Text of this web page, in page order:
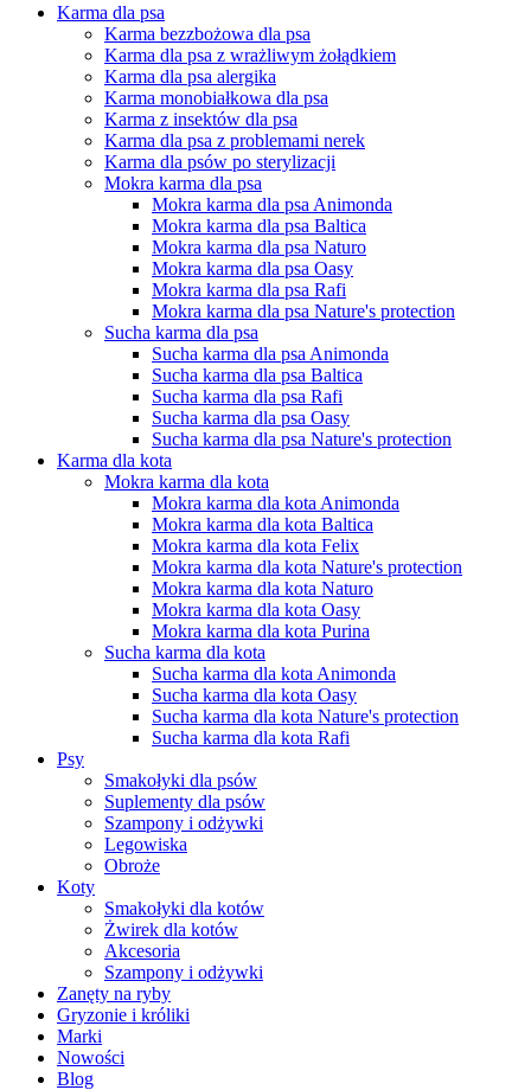
Karma dla psa
Karma bezzbożowa dla psa
Karma dla psa z wrażliwym żołądkiem
Karma dla psa alergika
Karma monobiałkowa dla psa
Karma z insektów dla psa
Karma dla psa z problemami nerek
Karma dla psów po sterylizacji
Mokra karma dla psa
Mokra karma dla psa Animonda
Mokra karma dla psa Baltica
Mokra karma dla psa Naturo
Mokra karma dla psa Oasy
Mokra karma dla psa Rafi
Mokra karma dla psa Nature's protection
Sucha karma dla psa
Sucha karma dla psa Animonda
Sucha karma dla psa Baltica
Sucha karma dla psa Rafi
Sucha karma dla psa Oasy
Sucha karma dla psa Nature's protection
Karma dla kota
Mokra karma dla kota
Mokra karma dla kota Animonda
Mokra karma dla kota Baltica
Mokra karma dla kota Felix
Mokra karma dla kota Nature's protection
Mokra karma dla kota Naturo
Mokra karma dla kota Oasy
Mokra karma dla kota Purina
Sucha karma dla kota
Sucha karma dla kota Animonda
Sucha karma dla kota Oasy
Sucha karma dla kota Nature's protection
Sucha karma dla kota Rafi
Psy
Smakołyki dla psów
Suplementy dla psów
Szampony i odżywki
Legowiska
Obroże
Koty
Smakołyki dla kotów
Żwirek dla kotów
Akcesoria
Szampony i odżywki
Zanęty na ryby
Gryzonie i króliki
Marki
Nowości
Blog